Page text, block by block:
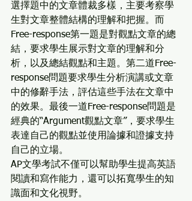
選擇題中的文章體裁多樣，主要考察學
生對文章整體結構的理解和把握。而
Free-response第一題是對觀點文章的總
結，要求學生展示對文章的理解和分
析，以及總結觀點和主題。第二道Free-
response問題要求學生分析演講或文章
中的修辭手法，評估這些手法在文章中
的效果。最後一道Free-response問題是
經典的“Argument觀點文章”，要求學生
表達自己的觀點並使用論據和證據支持
自己的立場。
AP文學考試不僅可以幫助學生提高英語
閱讀和寫作能力，還可以拓寬學生的知
識面和文化視野。